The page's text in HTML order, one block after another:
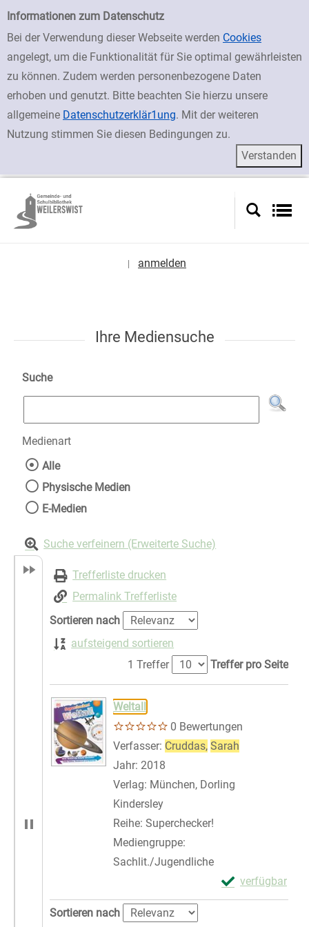
Einfache Suche
Informationen zum Datenschutz
Bei der Verwendung dieser Webseite werden Cookies
angelegt, um die Funktionalität für Sie optimal gewährleisten
zu können. Zudem werden personenbezogene Daten
erhoben und genutzt. Bitte beachten Sie hierzu unsere
allgemeine Datenschutzerklär1ung. Mit der weiteren
Nutzung stimmen Sie diesen Bedingungen zu.
zur Navigation springen
zum Inhalt springen
Zu den Suchfiltern springen
Zur Trefferliste springen
anmelden
Ihre Mediensuche
Suche
Medienart
Wählen Sie die Medienart nach der Sie
Alle
Physische Medien
E-Medien
Suche verfeinern (Erweiterte Suche)
Trefferliste drucken
Permalink Trefferliste
Sortieren nach
aufsteigend sortieren
1 Treffer
Treffer pro Seite
Suchergebnis
Zu den Suchfiltern springen
Weltall
0 Bewertungen
Verfasser: Cruddas, Sarah
Jahr: 2018
Verlag: München, Dorling
Kindersley
Reihe: Superchecker!
Mediengruppe:
Sachlit./Jugendliche
verfügbar
Exemplar-
Zum Download
Zu den Suchfiltern springen
Sortieren nach